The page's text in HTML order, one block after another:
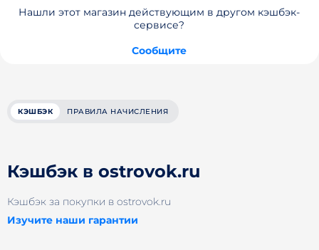
Нашли этот магазин действующим в другом кэшбэк-
сервисе?
Сообщите
КЭШБЭК ПРАВИЛА НАЧИСЛЕНИЯ
Кэшбэк в ostrovok.ru
Кэшбэк за покупки в ostrovok.ru
Изучите наши гарантии